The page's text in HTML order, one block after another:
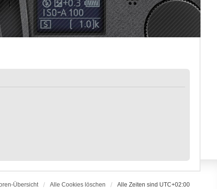
Übersicht Alle Cookies löschen Alle Zeiten sind UTC+02:00